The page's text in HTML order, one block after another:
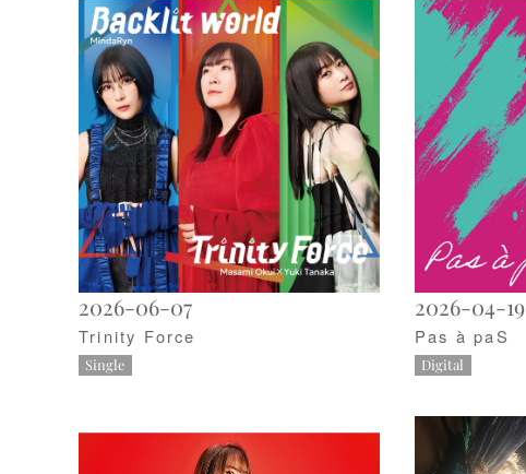
2026-06-07
Trinity Force
Single
2026-04-19
Pas à paS
Digital